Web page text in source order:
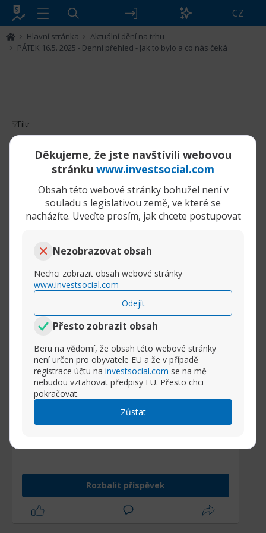
CZ
Hlavní stránka
Aktuální dění na trhu
PÁTEK 16.5. 2025 - Denní přehled - Jak to bylo a co nás čeká
Děkujeme, že jste navštívili webovou
stránku www.investsocial.com
Obsah této webové stránky bohužel není v
souladu s legislativou země, ve které se
nacházíte. Uveďte prosím, jak chcete postupovat
Nezobrazovat obsah
Nechci zobrazit obsah webové stránky
www.investsocial.com
Odejít
Přesto zobrazit obsah
Beru na vědomí, že obsah této webové stránky
není určen pro obyvatele EU a že v případě
registrace účtu na investsocial.com se na mě
nebudou vztahovat předpisy EU. Přesto chci
pokračovat.
Zůstat
Filtr
bylo a co nás čeká
16-05-2025,
06:25 AM
PÁTEK 16.5. 2025 - Denní přehled - Jak to bylo a co nás čeká
Pullback
PÁTEK 16.5. 2025
Rozbalit příspěvek